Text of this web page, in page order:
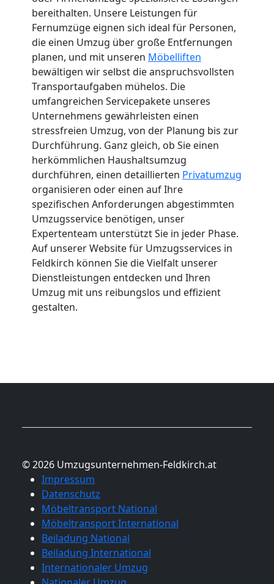
bereithalten. Unsere Leistungen für
Fernumzüge eignen sich ideal für Personen,
die einen Umzug über große Entfernungen
planen, und mit unseren Möbelliften
bewältigen wir selbst die anspruchsvollsten
Transportaufgaben mühelos. Die
umfangreichen Servicepakete unseres
Unternehmens gewährleisten einen
stressfreien Umzug, von der Planung bis zur
Durchführung. Ganz gleich, ob Sie einen
herkömmlichen Haushaltsumzug
durchführen, einen detaillierten Privatumzug
organisieren oder einen auf Ihre
spezifischen Anforderungen abgestimmten
Umzugsservice benötigen, unser
Expertenteam unterstützt Sie in jeder Phase.
Auf unserer Website für Umzugsservices in
Feldkirch können Sie die Vielfalt unserer
Dienstleistungen entdecken und Ihren
Umzug mit uns reibungslos und effizient
gestalten.
© 2026 Umzugsunternehmen-Feldkirch.at
Impressum
Datenschutz
Möbeltransport National
Möbeltransport International
Beiladung National
Beiladung International
Internationaler Umzug